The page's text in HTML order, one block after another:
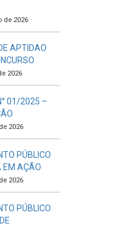
de 2026
APTIDAO
2026
01/2025 –
2026
PÚBLICO
EM AÇÃO
2026
PÚBLICO